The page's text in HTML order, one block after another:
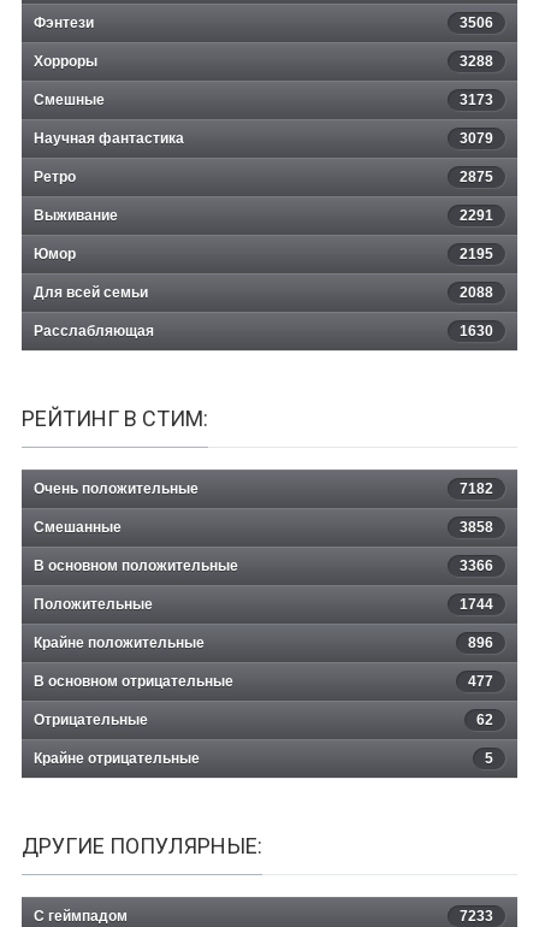
Фэнтези 3506
Хорроры 3288
Смешные 3173
Научная фантастика 3079
Ретро 2875
Выживание 2291
Юмор 2195
Для всей семьи 2088
Расслабляющая 1630
РЕЙТИНГ В СТИМ:
Очень положительные 7182
Смешанные 3858
В основном положительные 3366
Положительные 1744
Крайне положительные 896
В основном отрицательные 477
Отрицательные 62
Крайне отрицательные 5
ДРУГИЕ ПОПУЛЯРНЫЕ:
С геймпадом 7233